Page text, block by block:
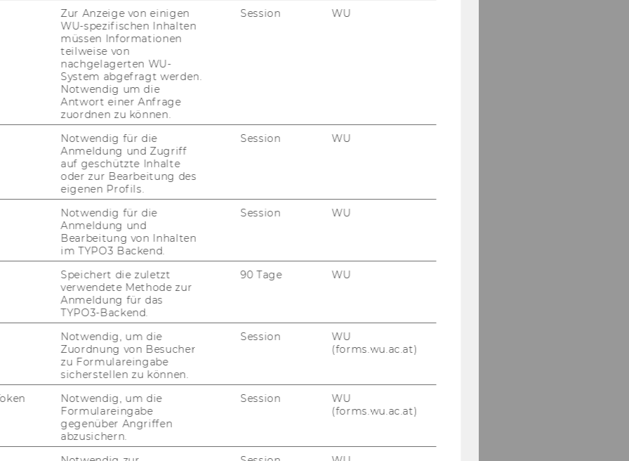
mit Po­si­tio­nen der Bi­lanz,
sowie ös­ter­rei­chi­schen und
bis zu 10 Jah­ren His­to­rie
und Toch­ter­ge­sell­schaf­ten
Un­ter­neh­men
und Un­ter­neh­mens­ver­flech­
Pres­se­mel­dun­gen
-​Gerüchte
und bis auf Wi­der­ruf für or­dent­li­
Sie, dass in die­sem Fall Ihr Com­pu­
VPN-​Clientmit dem Netz­werk
wer­den muss!
Zur Anzeige von einigen
WU-spezifischen Inhalten
müssen Informationen
teilweise von
nachgelagerten WU-
System abgefragt werden.
Notwendig um die
Antwort einer Anfrage
zuordnen zu können.
Session WU
Notwendig für die
Anmeldung und Zugriff
auf geschützte Inhalte
oder zur Bearbeitung des
eigenen Profils.
Session WU
Notwendig für die
Anmeldung und
Bearbeitung von Inhalten
im TYPO3 Backend.
Session WU
Speichert die zuletzt
verwendete Methode zur
Anmeldung für das
TYPO3-Backend.
90 Tage WU
Notwendig, um die
Zuordnung von Besucher
zu Formulareingabe
sicherstellen zu können.
Session
WU
(forms.wu.ac.at)
Notwendig, um die
Formulareingabe
gegenüber Angriffen
abzusichern.
Session
WU
(forms.wu.ac.at)